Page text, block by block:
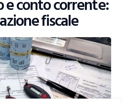
e conto corrente:
fiscale